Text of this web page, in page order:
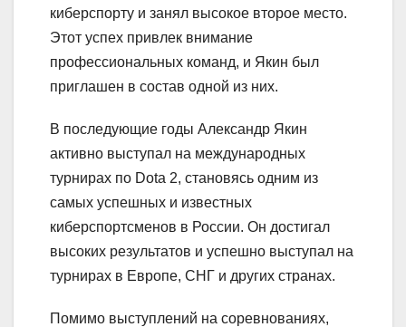
киберспорту и занял высокое второе место.
Этот успех привлек внимание
профессиональных команд, и Якин был
приглашен в состав одной из них.
В последующие годы Александр Якин
активно выступал на международных
турнирах по Dota 2, становясь одним из
самых успешных и известных
киберспортсменов в России. Он достигал
высоких результатов и успешно выступал на
турнирах в Европе, СНГ и других странах.
Помимо выступлений на соревнованиях,